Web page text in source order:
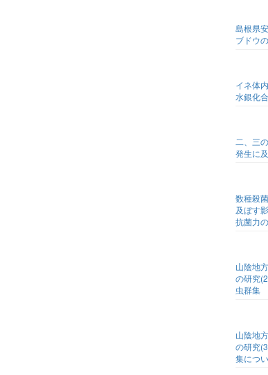
島根県
ブドウ
イネ体
水銀化
二、三
発生に
数種殺
及ぼす
抗菌力
山陰地
の研究
虫群集
山陰地
の研究
集につ